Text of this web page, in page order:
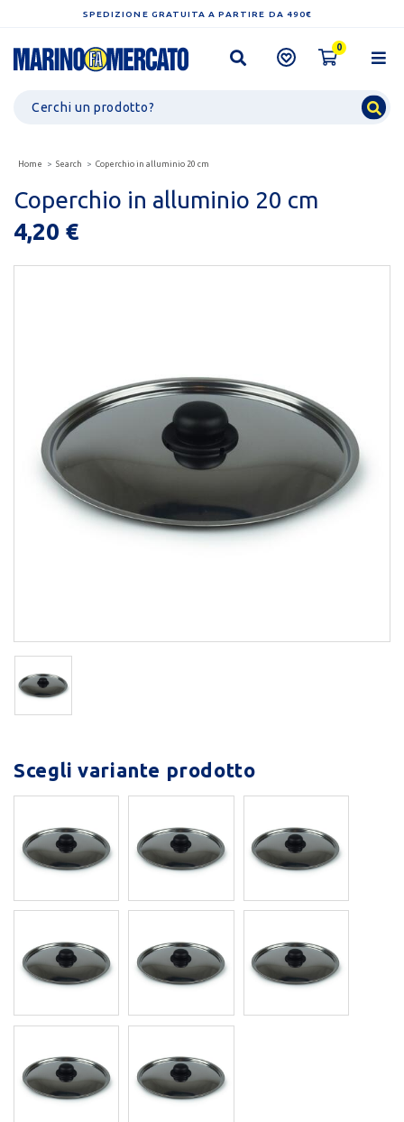
SPEDIZIONE GRATUITA A PARTIRE DA 490€
0
Home Search Coperchio in alluminio 20 cm
Coperchio in alluminio 20 cm
4,20 €
Scegli variante prodotto